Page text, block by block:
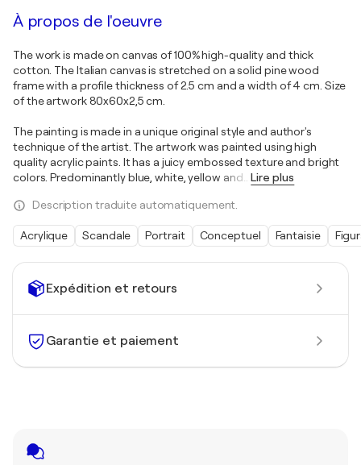
Expédition et retours
Garantie et paiement
À propos de l'oeuvre
The work is made on canvas of 100% high-quality and thick
cotton. The Italian canvas is stretched on a solid pine wood
frame with a profile thickness of 2.5 cm and a width of 4 cm. Size
of the artwork 80x60x2,5 cm.
The painting is made in a unique original style and author's
technique of the artist. The artwork was painted using high
quality acrylic paints. It has a juicy embossed texture and bright
colors. Predominantly blue, white, yellow and… Lire plus
Description traduite automatiquement.
Acrylique Scandale Portrait Conceptuel Fantaisie